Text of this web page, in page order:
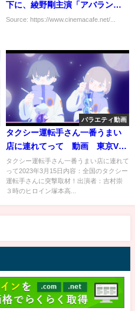
下に、綾野剛主演「アバラン
チ」追加キャスト
Source: https://www.cinemacafe.net/...
バラエティ動画
タクシー運転手さん一番うまい
店に連れてって 動画 東京VS
大阪グルメ対決 3月15日
タクシー運転手さん一番うまい店に連れて
って2023年3月15日内容：全国のタクシー
運転手さんに突撃取材！出演者：吉村崇
３時のヒロイン塚本高...